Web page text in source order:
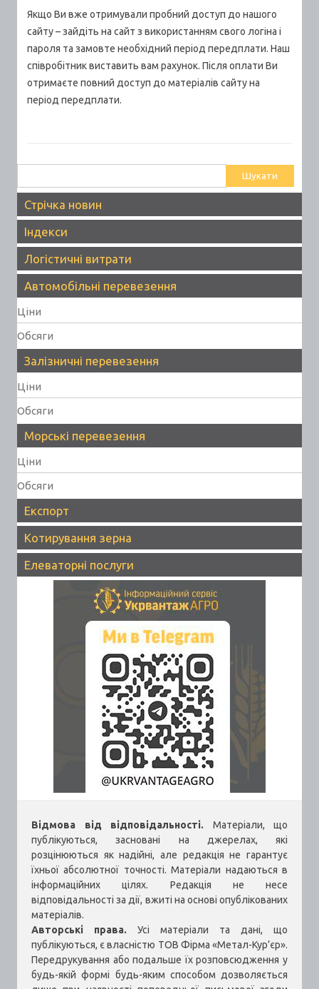
Якщо Ви вже отримували пробний доступ до нашого
сайту – зайдіть на сайт з використанням свого логіна і
пароля та замовте необхідний період передплати. Наш
співробітник виставить вам рахунок. Після оплати Ви
отримаєте повний доступ до матеріалів сайту на
період передплати.
Стрічка новин
Індекси
Логістичні витрати
Автомобільні перевезення
Ціни
Обсяги
Залізничні перевезення
Ціни
Обсяги
Морські перевезення
Ціни
Обсяги
Експорт
Котирування зерна
Елеваторні послуги
Відмова від відповідальності. Матеріали, що
публікуються, засновані на джерелах, які
розцінюються як надійні, але редакція не гарантує
їхньої абсолютної точності. Матеріали надаються в
інформаційних цілях. Редакція не несе
відповідальності за дії, вжиті на основі опублікованих
матеріалів.
Авторські права. Усі матеріали та дані, що
публікуються, є власністю ТОВ Фірма «Метал-Кур’єр».
Передрукування або подальше їх розповсюдження у
будь-якій формі будь-яким способом дозволяється